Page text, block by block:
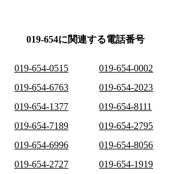
019-654に関連する電話番号
019-654-0515 019-654-0002
019-654-6763
019-654-2023
019-654-1377
019-654-8111
019-654-7189
019-654-2795
019-654-6996
019-654-8056
019-654-2727
019-654-1919